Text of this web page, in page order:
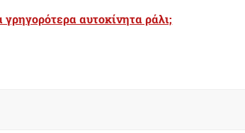
γρηγορότερα αυτοκίνητα ράλι;